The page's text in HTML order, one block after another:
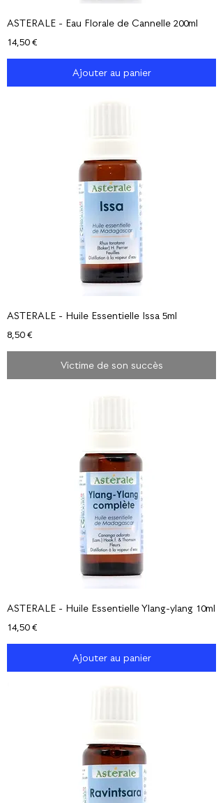
ASTERALE - Eau Florale de Cannelle 200ml
Prix
14,50 €
Ajouter au panier
ASTERALE - Huile Essentielle Issa 5ml
Prix
8,50 €
Victime de son succès
ASTERALE - Huile Essentielle Ylang-ylang 10ml
Prix
14,50 €
Ajouter au panier